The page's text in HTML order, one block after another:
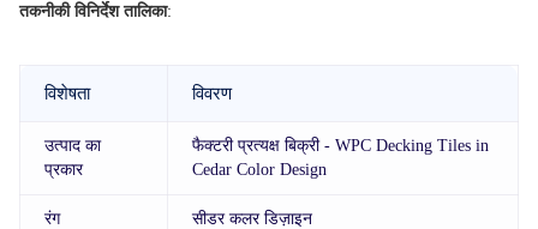
तकनीकी विनिर्देश तालिका:
विशेषता विवरण
उत्पाद का
प्रकार
फैक्टरी प्रत्यक्ष बिक्री - WPC Decking Tiles in
Cedar Color Design
रंग सीडर कलर डिज़ाइन